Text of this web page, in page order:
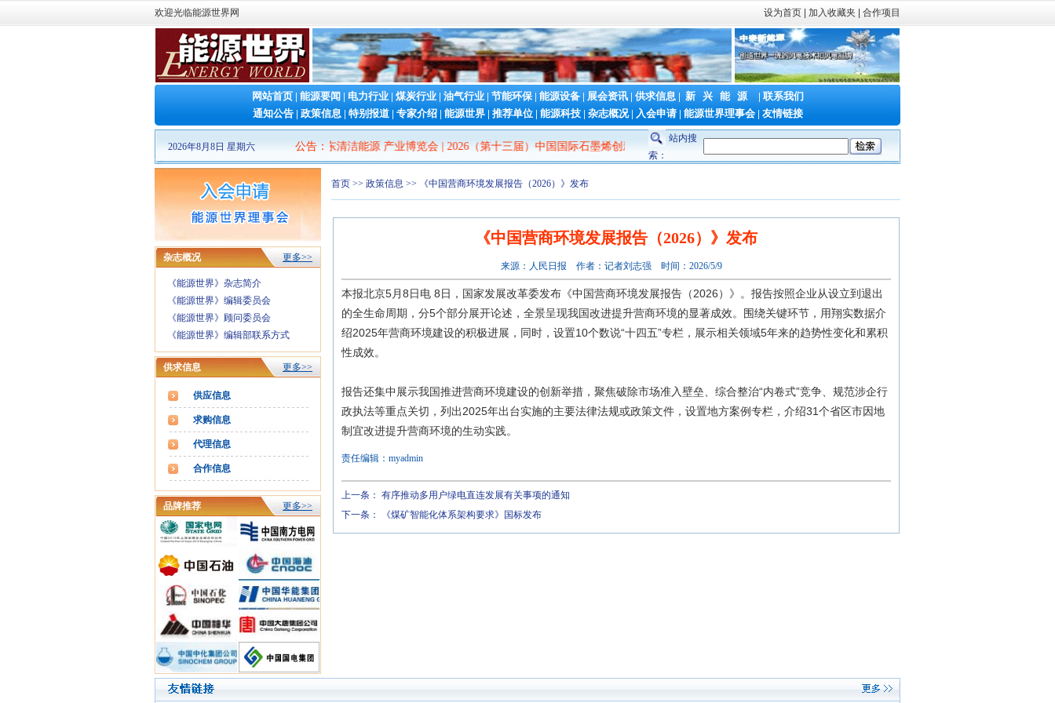
欢迎光临能源世界网 设为首页 加入收藏夹 | 合作项目
网站首页 | 能源要闻 | 电力行业 | 煤炭行业 | 油气行业 | 节能环保 | 能源设备 | 展会资讯 | 供求信息 | 新兴能源 | 联系我们
通知公告 | 政策信息 | 特别报道 | 专家介绍 | 能源世界 | 推荐单位 | 能源科技 | 杂志概况| 入会申请 | 能源世界理事会 | 友情链接
2026年8月8日 星期六 公告 ：
2026山东清洁能源 产业博览会|2026（第十三届）中国国际石墨烯创新大会 2026第二届新型储能泰山发展大会暨储能产业与技术展
站内搜
索：
杂志概况 更多>>
《能源世界》杂志简介
《能源世界》编辑委员会
《能源世界》顾问委员会
《能源世界》编辑部联系方式
供求信息 更多>>
供应信息
求购信息
代理信息
合作信息
品牌推荐 更多>>
首页 >> 政策信息 >> 《中国营商环境发展报告（2026）》发布
《中国营商环境发展报告（2026）》发布
来源：人民日报 作者：记者刘志强 时间：2026/5/9
本报北京5月8日电 8日，国家发展改革委发布《中国营商环境发展报告（2026）》。报告按照企业从设立到退出
的全生命周期，分5个部分展开论述，全景呈现我国改进提升营商环境的显著成效。围绕关键环节，用翔实数据介
绍2025年营商环境建设的积极进展，同时，设置10个数说“十四五”专栏，展示相关领域5年来的趋势性变化和累积
性成效。
报告还集中展示我国推进营商环境建设的创新举措，聚焦破除市场准入壁垒、综合整治“内卷式”竞争、规范涉企行
政执法等重点关切，列出2025年出台实施的主要法律法规或政策文件，设置地方案例专栏，介绍31个省区市因地
制宜改进提升营商环境的生动实践。
责任编辑：myadmin
上一条： 有序推动多用户绿电直连发展有关事项的通知
下一条：
《煤矿智能化体系架构要求》国标发布